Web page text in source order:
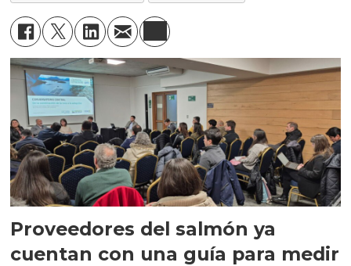
Proveedores del salmón ya
cuentan con una guía para medir